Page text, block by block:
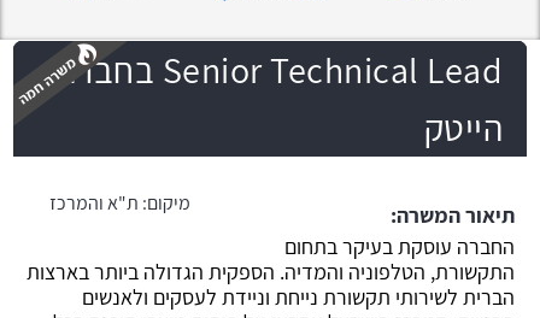
Senior Technical Lead בחברה
הייטק
מיקום: ת"א והמרכז
תיאור המשרה:
החברה עוסקת בעיקר בתחום
התקשורת, הטלפוניה והמדיה. הספקית הגדולה ביותר בארצות
הברית לשירותי תקשורת נייחת וניידת לעסקים ולאנשים